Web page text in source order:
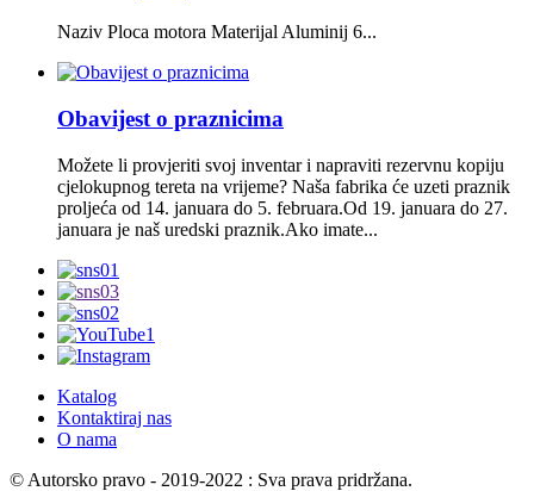
Naziv Ploca motora Materijal Aluminij 6...
Obavijest o praznicima
Možete li provjeriti svoj inventar i napraviti rezervnu kopiju
cjelokupnog tereta na vrijeme? Naša fabrika će uzeti praznik
proljeća od 14. januara do 5. februara.Od 19. januara do 27.
januara je naš uredski praznik.Ako imate...
Katalog
Kontaktiraj nas
O nama
© Autorsko pravo - 2019-2022 : Sva prava pridržana.